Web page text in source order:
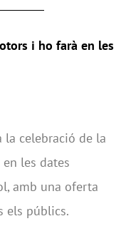
i ho farà en les
la celebració de la
les dates
amb una oferta
els públics.